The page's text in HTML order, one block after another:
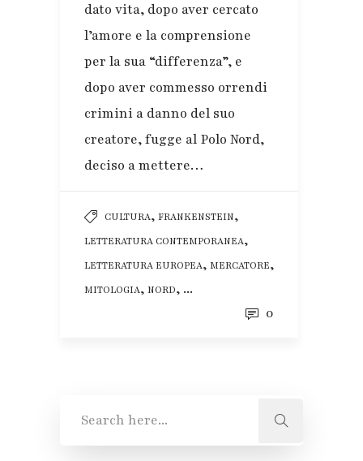
dato vita, dopo aver cercato
l’amore e la comprensione
per la sua “differenza”, e
dopo aver commesso orrendi
crimini a danno del suo
creatore, fugge al Polo Nord,
deciso a mettere…
CULTURA, FRANKENSTEIN,
LETTERATURA CONTEMPORANEA,
LETTERATURA EUROPEA, MERCATORE,
MITOLOGIA, NORD, ...
0